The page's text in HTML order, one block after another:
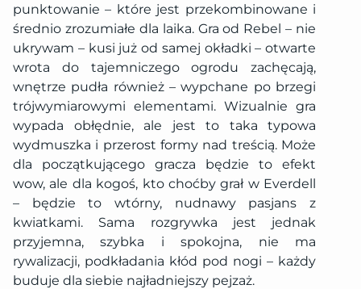
punktowanie – które jest przekombinowane i
średnio zrozumiałe dla laika. Gra od Rebel – nie
ukrywam – kusi już od samej okładki – otwarte
wrota do tajemniczego ogrodu zachęcają,
wnętrze pudła również – wypchane po brzegi
trójwymiarowymi elementami. Wizualnie gra
wypada obłędnie, ale jest to taka typowa
wydmuszka i przerost formy nad treścią. Może
dla początkującego gracza będzie to efekt
wow, ale dla kogoś, kto choćby grał w Everdell
– będzie to wtórny, nudnawy pasjans z
kwiatkami. Sama rozgrywka jest jednak
przyjemna, szybka i spokojna, nie ma
rywalizacji, podkładania kłód pod nogi – każdy
buduje dla siebie najładniejszy pejzaż.